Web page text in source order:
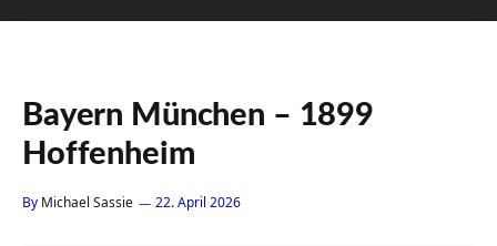
Bayern München – 1899
Hoffenheim
By Michael Sassie 22. April 2026